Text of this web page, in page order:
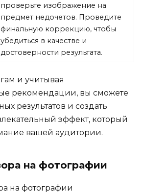
проверьте изображение на
предмет недочетов. Проведите
финальную коррекцию, чтобы
убедиться в качестве и
достоверности результата.
и учитывая
рекомендации, вы сможете
результатов и создать
эффект, который
вашей аудитории.
на фотографии